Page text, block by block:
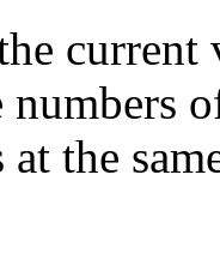
numbers
the